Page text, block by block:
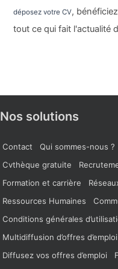
déposez votre CV,
tout ce qui fait l'actualité
Nos solutions
Contact Qui sommes-nous ?
Cvthèque gratuite
Formation et carrière
Ressources Humaines
Conditions générales
Multidiffusion d’offres d’emploi
Diffusez vos offres d’emploi